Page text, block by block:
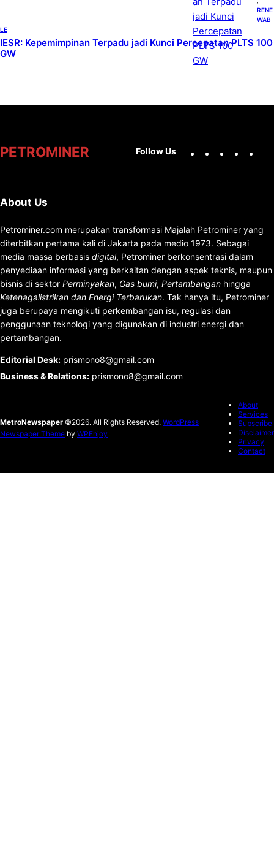
RENE
WAB
LE
IESR: Kepemimpinan Terpadu jadi Kunci Percepatan PLTS 100
GW
PETROMINER Follow Us
About Us
Petrominer.com merupakan transformasi Majalah Petrominer yang
diterbitkan pertama kali di Jakarta pada medio 1973. Sebagai
media massa berbasis digital, Petrominer berkonsentrasi dalam
penyediaan informasi yang berkaitan dengan aspek teknis, maupun
bisnis di sektor Perminyakan, Gas bumi, Pertambangan hingga
Ketenagalistrikan dan Energi Terbarukan. Tak hanya itu, Petrominer
juga berupaya mengikuti perkembangan isu, regulasi dan
penggunaan teknologi yang digunakan di industri energi dan
pertambangan.
Editorial Desk: prismono8@gmail.com
Business & Relations: prismono8@gmail.com
MetroNewspaper ©2026. All Rights Reserved. WordPress
Newspaper Theme by WPEnjoy
About
Services
Subscribe
Disclaimer
Privacy
Contact